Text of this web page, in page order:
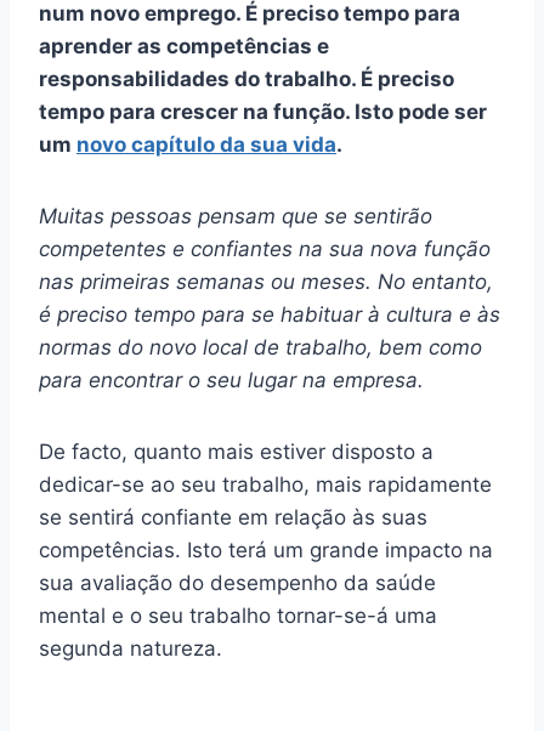
num novo emprego. É preciso tempo para
aprender as competências e
responsabilidades do trabalho. É preciso
tempo para crescer na função. Isto pode ser
um novo capítulo da sua vida.
Muitas pessoas pensam que se sentirão
competentes e confiantes na sua nova função
nas primeiras semanas ou meses. No entanto,
é preciso tempo para se habituar à cultura e às
normas do novo local de trabalho, bem como
para encontrar o seu lugar na empresa.
De facto, quanto mais estiver disposto a
dedicar-se ao seu trabalho, mais rapidamente
se sentirá confiante em relação às suas
competências. Isto terá um grande impacto na
sua avaliação do desempenho da saúde
mental e o seu trabalho tornar-se-á uma
segunda natureza.